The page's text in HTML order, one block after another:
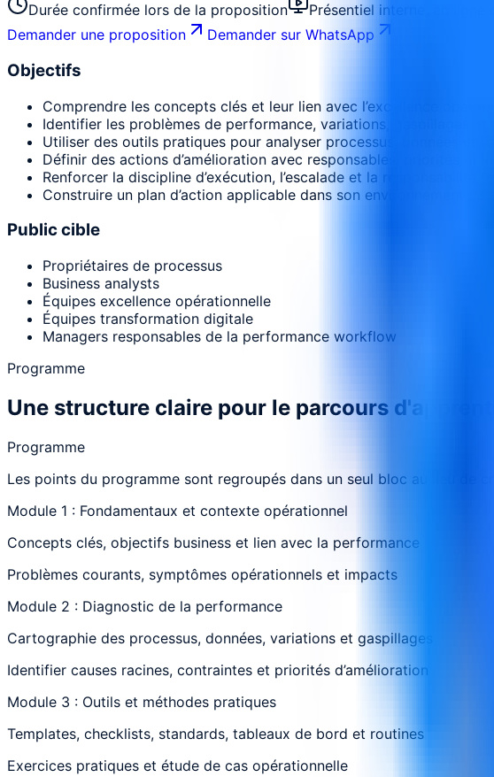
Durée confirmée lors de la proposition Présentiel interne, en ligne
Demander une proposition
Demander sur WhatsApp
Objectifs
Comprendre les concepts clés et leur lien avec l’excellence
Identifier les problèmes de performance, variations, gaspillages et
Utiliser des outils pratiques pour analyser processus, données et
Définir des actions d’amélioration avec responsables, priorités et
Renforcer la discipline d’exécution, l’escalade et la responsabilité
Construire un plan d’action applicable dans son environnement de
Public cible
Propriétaires de processus
Business analysts
Équipes excellence opérationnelle
Équipes transformation digitale
Managers responsables de la performance workflow
Programme
Une structure claire pour le parcours
Programme
Les points du programme sont regroupés dans un seul bloc au lieu de
Module 1 : Fondamentaux et contexte opérationnel
Concepts clés, objectifs business et lien avec la performance
Problèmes courants, symptômes opérationnels et impacts
Module 2 : Diagnostic de la performance
Cartographie des processus, données, variations et gaspillages
Identifier causes racines, contraintes et priorités d’amélioration
Module 3 : Outils et méthodes pratiques
Templates, checklists, standards, tableaux de bord et routines
Exercices pratiques et étude de cas opérationnelle